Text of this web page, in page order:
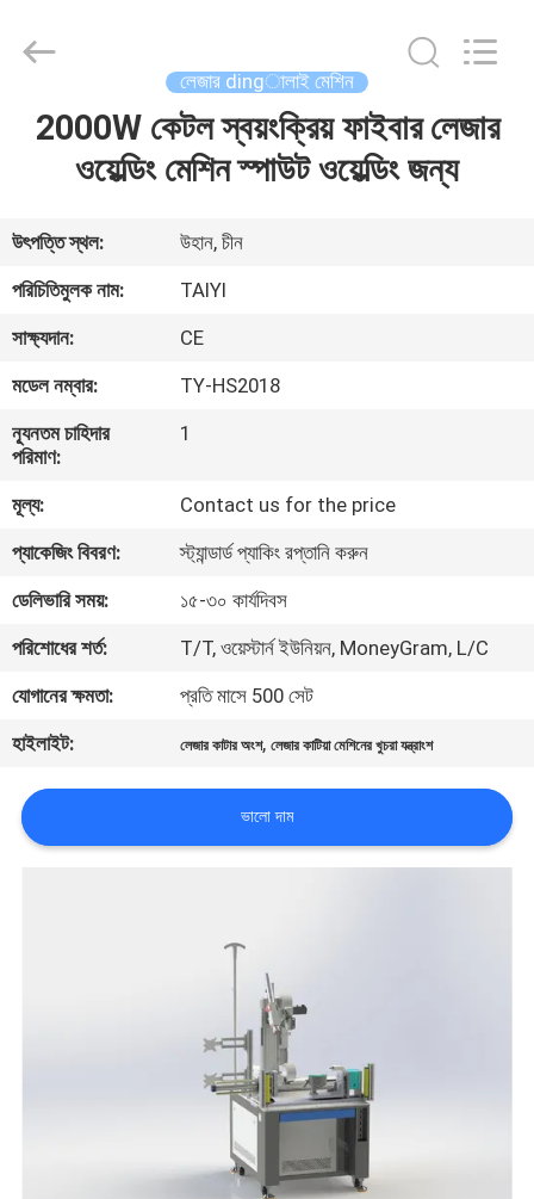
বাড়ি
ভিডিও
আমাদের
সম্পর্কে
ভ্রমণ
যোগাযোগ
করুন
খবর
সমাধান
Company
Limited.
Reserved.
লেজার dingালাই মেশিন
2000W কেটল স্বয়ংক্রিয় ফাইবার লেজার
ওয়েল্ডিং মেশিন স্পাউট ওয়েল্ডিং জন্য
উৎপত্তি স্থল:
উহান, চীন
পরিচিতিমুলক নাম:
TAIYI
সাক্ষ্যদান:
CE
মডেল নম্বার:
TY-HS2018
ন্যূনতম চাহিদার
পরিমাণ:
1
মূল্য:
Contact us for the price
প্যাকেজিং বিবরণ:
স্ট্যান্ডার্ড প্যাকিং রপ্তানি করুন
ডেলিভারি সময়:
১৫-৩০ কার্যদিবস
পরিশোধের শর্ত:
T/T, ওয়েস্টার্ন ইউনিয়ন, MoneyGram, L/C
যোগানের ক্ষমতা:
প্রতি মাসে 500 সেট
হাইলাইট:
লেজার কাটার অংশ,লেজার কাটিয়া মেশিনের খুচরা যন্ত্রাংশ
ভালো দাম